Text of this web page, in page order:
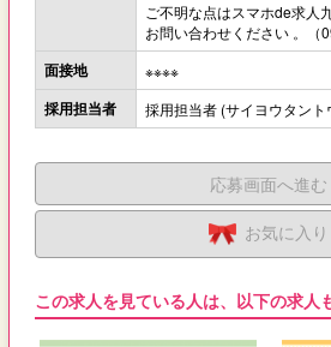
ご不明な点はスマホde求人
お問い合わせください 。（
面接地 ※※※※
採用担当者 採用担当者 (サイヨウタント
応募画面へ進む
お気に入り
この求人を見ている人は、以下の求人